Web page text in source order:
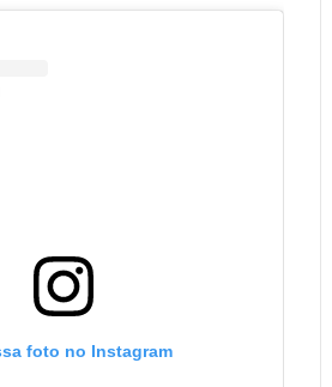
foto no Instagram